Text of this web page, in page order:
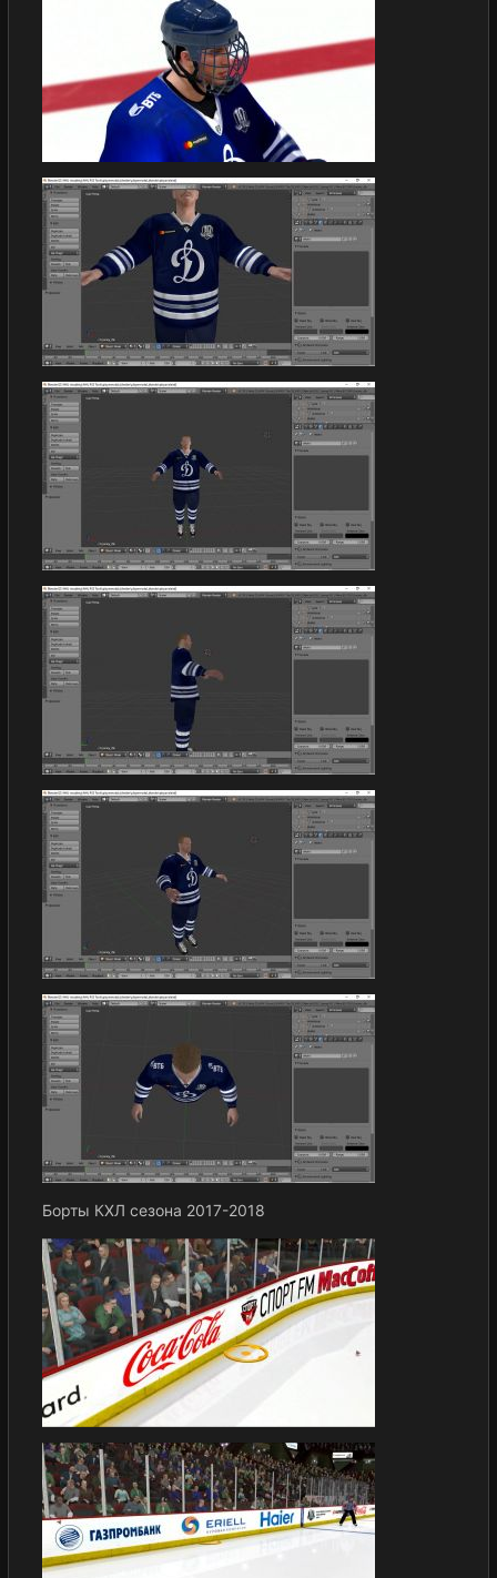
Борты КХЛ сезона 2017-2018